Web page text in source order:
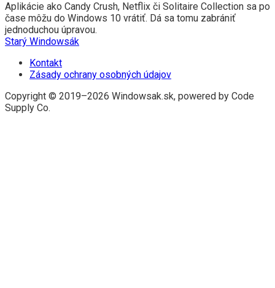
Aplikácie ako Candy Crush, Netflix či Solitaire Collection sa po
čase môžu do Windows 10 vrátiť. Dá sa tomu zabrániť
jednoduchou úpravou.
Starý Windowsák
Kontakt
Zásady ochrany osobných údajov
Copyright © 2019–2026 Windowsak.sk, powered by Code
Supply Co.